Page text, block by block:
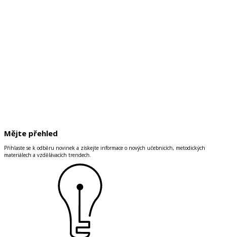
Mějte přehled
Přihlaste se k odběru novinek a získejte informace o nových učebnicích, metodických
materiálech a vzdělávacích trendech.